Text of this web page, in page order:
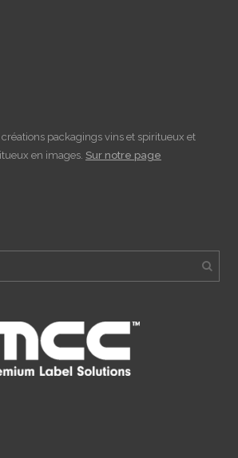
packagings vins et spiritueux et
en images. Sur notre page